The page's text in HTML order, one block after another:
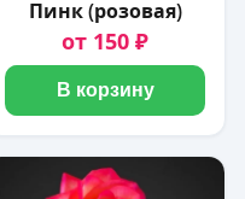
Пинк (розовая)
от 150 ₽
В корзину